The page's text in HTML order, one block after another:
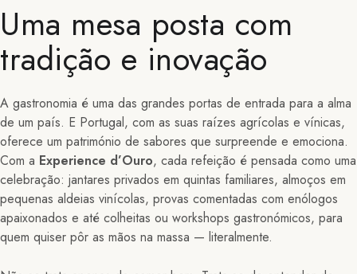
Uma mesa posta com
tradição e inovação
A gastronomia é uma das grandes portas de entrada para a alma
de um país. E Portugal, com as suas raízes agrícolas e vínicas,
oferece um património de sabores que surpreende e emociona.
Com a Experience d’Ouro, cada refeição é pensada como uma
celebração: jantares privados em quintas familiares, almoços em
pequenas aldeias vinícolas, provas comentadas com enólogos
apaixonados e até colheitas ou workshops gastronómicos, para
quem quiser pôr as mãos na massa — literalmente.